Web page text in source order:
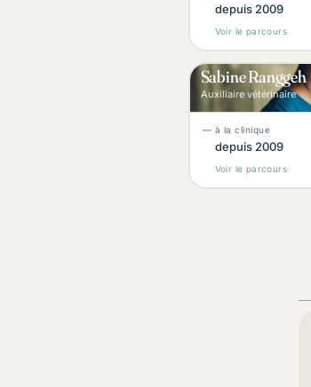
depuis 2009
Voir le parcours
Sabine Ranggeh
Auxiliaire vétérinaire
à la clinique
depuis 2009
Voir le parcours